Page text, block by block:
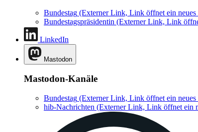
Bundestag (Externer Link, Link öffnet ein neues
Bundestagspräsidentin (Externer Link, Link
LinkedIn
Mastodon
Mastodon-Kanäle
Bundestag (Externer Link, Link öffnet ein neues
hib-Nachrichten (Externer Link, Link öffnet ein